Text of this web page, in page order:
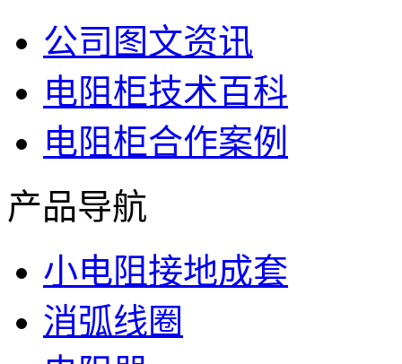
公司图文资讯
电阻柜技术百科
电阻柜合作案例
产品导航
小电阻接地成套
消弧线圈